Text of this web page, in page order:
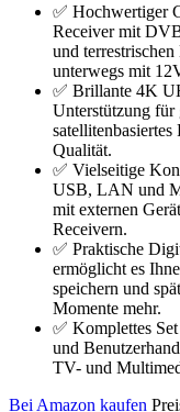
✅ Hochwertiger
Receiver mit
und
unterwegs mit
✅ Brillante 4K
Unterstützung für
Qualität.
✅ Vielseitige
USB, LAN und
mit externen
Receivern.
✅ Praktische
ermöglicht es
speichern und
Momente mehr.
✅ Komplettes
und
TV- und
Bei Amazon kaufen